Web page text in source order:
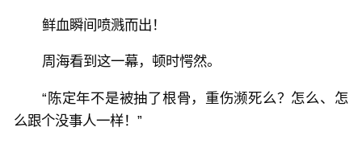
鲜血瞬间喷溅而出！
周海看到这一幕，顿时愕然。
“陈定年不是被抽了根骨，重伤濒死么？怎么、怎
么跟个没事人一样！”